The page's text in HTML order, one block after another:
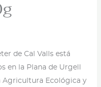
de Cal Valls está
en la Plana de Urgell
Agricultura Ecológica y